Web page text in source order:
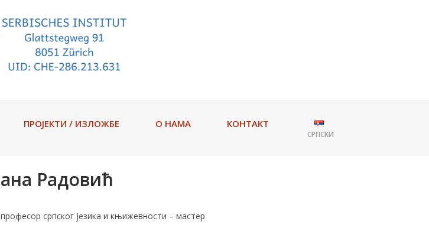
ПРОЈЕКТИ / ИЗЛОЖБE О НАМА КОНТАКТ
СРПСКИ
Радовић
српског језика и књижевности – мастер